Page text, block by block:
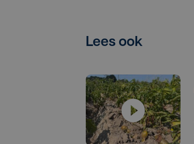
Lees ook